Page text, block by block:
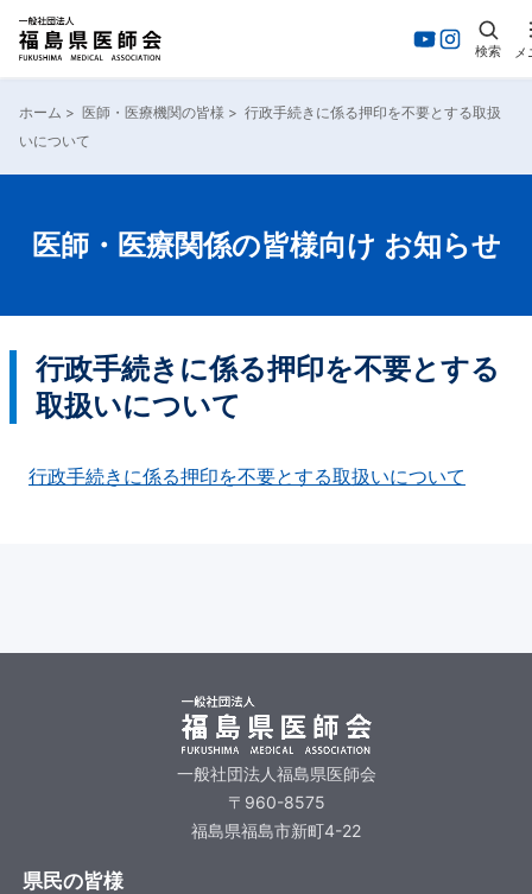
検索 メ
ホーム > 医師・医療機関の皆様 > 行政手続きに係る押印を不要とする取扱
いについて
医師・医療関係の皆様向け お知らせ
行政手続きに係る押印を不要とする
取扱いについて
行政手続きに係る押印を不要とする取扱いについて
一般社団法人福島県医師会
〒960-8575
福島県福島市新町4-22
県民の皆様